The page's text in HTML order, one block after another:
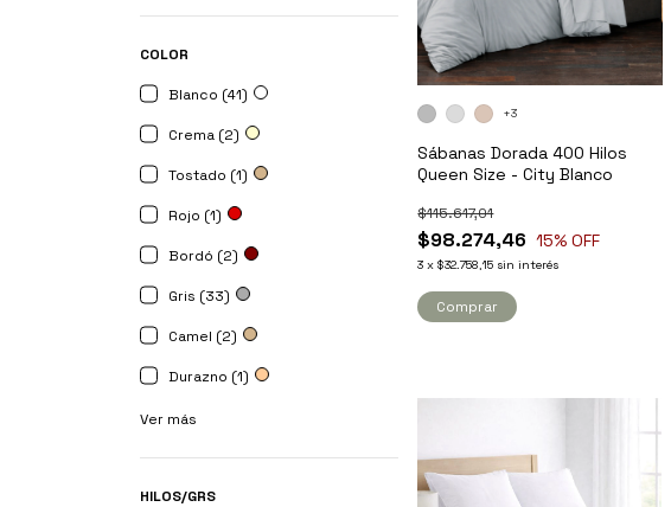
COLOR
Blanco (41)
Crema (2)
Tostado (1)
Rojo (1)
Bordó (2)
Gris (33)
Camel (2)
Durazno (1)
Ver más
HILOS/GRS
Sábanas Dorada 400 Hilos
Queen Size - City Blanco
$98.274,46
$115.617,01
15% OFF
3 x$32.758,15 sin interés
+3
Comprar